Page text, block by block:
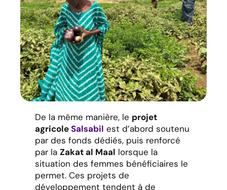
De la même manière, le projet
agricoleSalsabil est d’abord soutenu
par des fonds dédiés, puis renforcé
par laZakat al Maal lorsque la
situation des femmes bénéficiaires le
permet. Ces projets de
développement tendent à de